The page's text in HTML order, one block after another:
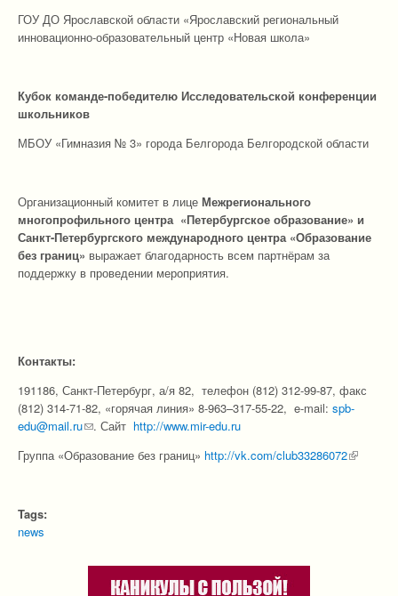
ГОУ ДО Ярославской области «Ярославский региональный
инновационно-образовательный центр «Новая школа»
Кубок команде-победителю Исследовательской конференции
школьников
МБОУ «Гимназия № 3» города Белгорода Белгородской области
Организационный комитет в лице Межрегионального
многопрофильного центра «Петербургское образование» и
Санкт-Петербургского международного центра «Образование
без границ» выражает благодарность всем партнёрам за
поддержку в проведении мероприятия.
Контакты:
191186, Санкт-Петербург, а/я 82, телефон (812) 312-99-87, факс
(812) 314-71-82, «горячая линия» 8-963–317-55-22, e-mail: spb-
edu@mail.ru(link sends e-mail)
. Сайт http://www.mir-edu.ru
Группа «Образование без границ» http://vk.com/club33286072(link is
Tags:
news